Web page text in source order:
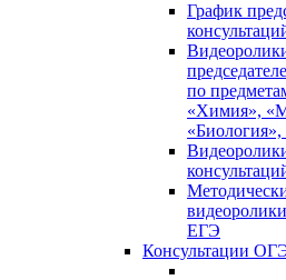
График
по
«Химия»,
ЕГЭ
Консультации